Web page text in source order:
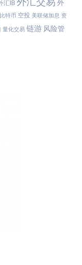
汇IB
外
比特币 空投 美联储加息 资
量化交易 链游 风险管